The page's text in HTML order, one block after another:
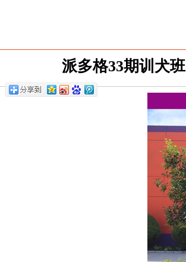
派多格33期训犬班